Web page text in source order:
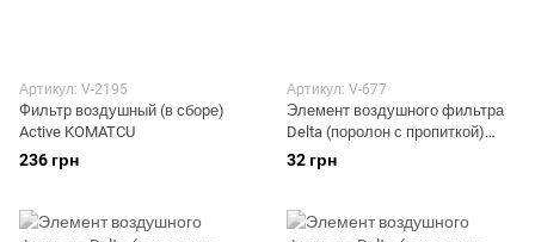
Артикул: V-2195
Фильтр воздушный (в сборе)
Active KOMATCU
236 грн
Артикул: V-677
Элемент воздушного фильтра
Delta (поролон с пропиткой)
(желтый) AS
32 грн